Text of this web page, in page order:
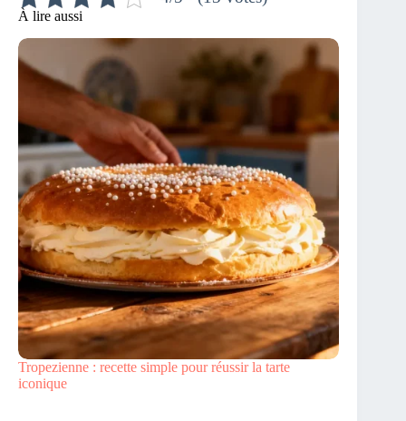
À lire aussi
Tropezienne : recette simple pour réussir la tarte
iconique